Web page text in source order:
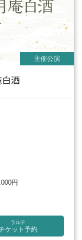
酒
円
ラルテ
ケット予約